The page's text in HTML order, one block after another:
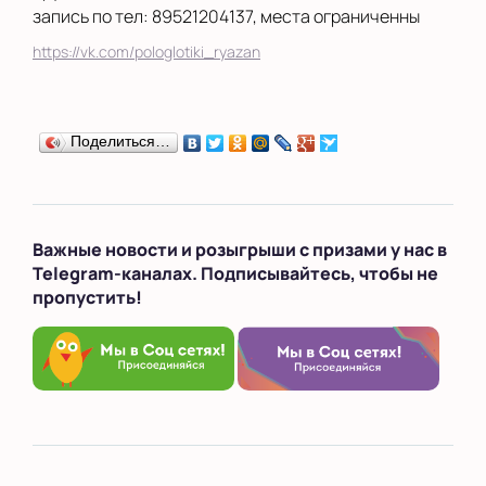
запись по тел: 89521204137, места ограниченны
https://vk.com/pologlotiki_ryazan
Поделиться…
Важные новости и розыгрыши с призами у нас в
Telegram-каналах. Подписывайтесь, чтобы не
пропустить!